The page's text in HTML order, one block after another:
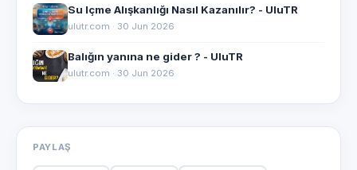
Su Içme Alışkanlığı Nasıl Kazanılır? - UluTR
ulutr.com · 30 Jun 2026
Balığın yanına ne gider ? - UluTR
ulutr.com · 30 Jun 2026
PAYLAŞ